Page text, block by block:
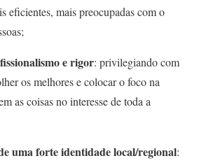
eficientes, mais preocupadas com o
e rigor: privilegiando com
os melhores e colocar o foco na
as coisas no interesse de toda a
uma forte identidade local/regional: